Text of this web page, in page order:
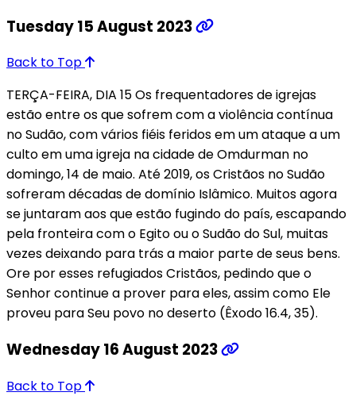
Tuesday 15 August 2023
Back to Top
TERÇA-FEIRA, DIA 15 Os frequentadores de igrejas
estão entre os que sofrem com a violência contínua
no Sudão, com vários fiéis feridos em um ataque a um
culto em uma igreja na cidade de Omdurman no
domingo, 14 de maio. Até 2019, os Cristãos no Sudão
sofreram décadas de domínio Islâmico. Muitos agora
se juntaram aos que estão fugindo do país, escapando
pela fronteira com o Egito ou o Sudão do Sul, muitas
vezes deixando para trás a maior parte de seus bens.
Ore por esses refugiados Cristãos, pedindo que o
Senhor continue a prover para eles, assim como Ele
proveu para Seu povo no deserto (Êxodo 16.4, 35).
Wednesday 16 August 2023
Back to Top